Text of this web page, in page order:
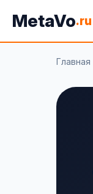
MetaVo.ru
Главная